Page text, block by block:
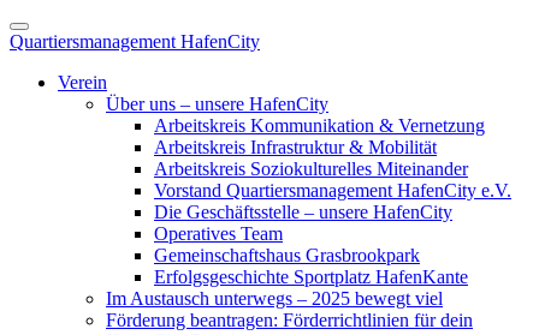
Quartiersmanagement HafenCity
Verein
Über uns – unsere HafenCity
Arbeitskreis Kommunikation & Vernetzung
Arbeitskreis Infrastruktur & Mobilität
Arbeitskreis Soziokulturelles Miteinander
Vorstand Quartiersmanagement HafenCity e.V.
Die Geschäftsstelle – unsere HafenCity
Operatives Team
Gemeinschaftshaus Grasbrookpark
Erfolgsgeschichte Sportplatz HafenKante
Im Austausch unterwegs – 2025 bewegt viel
Förderung beantragen: Förderrichtlinien für dein